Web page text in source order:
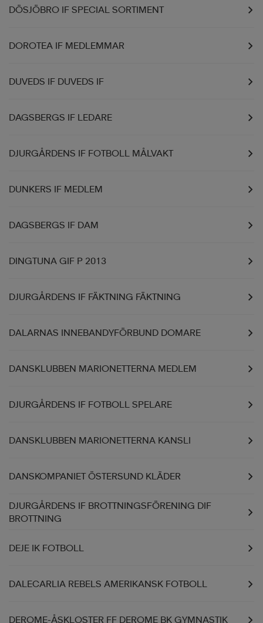
DÖSJÖBRO IF SPECIAL SORTIMENT
DOROTEA IF MEDLEMMAR
DUVEDS IF DUVEDS IF
DAGSBERGS IF LEDARE
DJURGÅRDENS IF FOTBOLL MÅLVAKT
DUNKERS IF MEDLEM
DAGSBERGS IF DAM
DINGTUNA GIF P 2013
DJURGÅRDENS IF FÄKTNING FÄKTNING
DALARNAS INNEBANDYFÖRBUND DOMARE
DANSKLUBBEN MARIONETTERNA MEDLEM
DJURGÅRDENS IF FOTBOLL SPELARE
DANSKLUBBEN MARIONETTERNA KANSLI
DANSKOMPANIET ÖSTERSUND KLÄDER
DJURGÅRDENS IF BROTTNINGSFÖRENING DIF
BROTTNING
DEJE IK FOTBOLL
DALECARLIA REBELS AMERIKANSK FOTBOLL
DEROME-ÅSKLOSTER FF DEROME BK GYMNASTIK